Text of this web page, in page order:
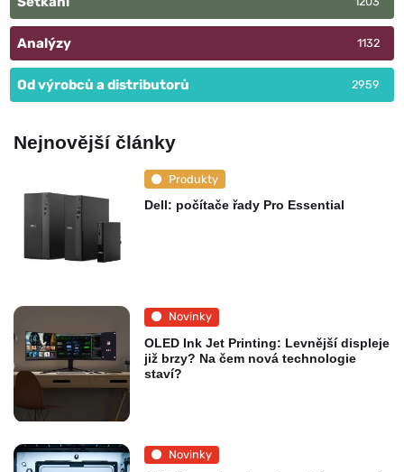
Analýzy 1132
Od výrobců a distributorů 2959
Nejnovější články
Produkty
Dell: počítače řady Pro Essential
Novinky
OLED Ink Jet Printing: Levnější displeje
již brzy? Na čem nová technologie
staví?
Novinky